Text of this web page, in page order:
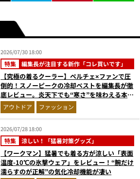
2026/07/30 18:00
特集 編集長が注目する新作「コレ買いです」
【究極の着るクーラー】ペルチェ×ファンで圧
倒的！スノーピークの冷却ベストを編集長が徹
底レビュー。炎天下でも“寒さ”を味わえる本気
のギア『コレ買いです』Vol.172
アウトドア ファッション
2026/07/28 18:00
特集 涼しい！「猛暑対策グッズ」
【ワークマン】猛暑でも着る方が涼しい「表面
温度-10℃の氷撃ウェア」をレビュー！“腕だけ
濡らすのが正解”の気化冷却機能が凄い